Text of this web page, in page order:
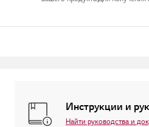
Инструкции и
Найти руководства и